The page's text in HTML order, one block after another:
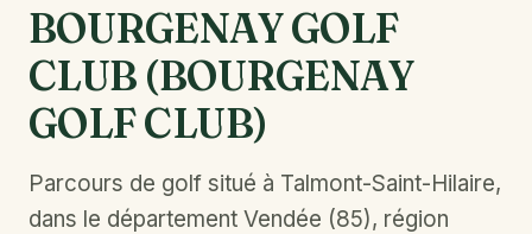
BOURGENAY GOLF
CLUB (BOURGENAY
GOLF CLUB)
Parcours de golf situé à Talmont-Saint-Hilaire,
dans le département Vendée (85), région